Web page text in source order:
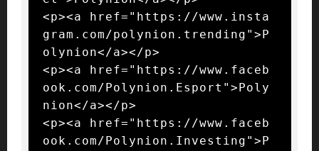
<p><a href="https://www.insta
gram.com/polynion.trending">P
olynion</a></p>
<p><a href="https://www.faceb
ook.com/Polynion.Esport">Poly
nion</a></p>
<p><a href="https://www.faceb
ook.com/Polynion.Investing">P